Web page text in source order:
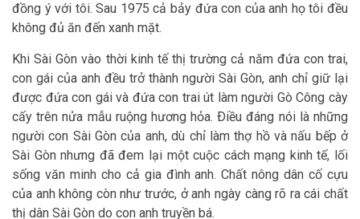
đồng ý với tôi. Sau 1975 cả bảy đứa con của anh họ tôi đều
không đủ ăn đến xanh mặt.
Khi Sài Gòn vào thời kinh tế thị trường cả năm đứa con trai,
con gái của anh đều trở thành người Sài Gòn, anh chỉ giữ lại
được đứa con gái và đứa con trai út làm người Gò Công cày
cấy trên nửa mẫu ruộng hương hỏa. Ðiều đáng nói là những
người con Sài Gòn của anh, dù chỉ làm thợ hồ và nấu bếp ở
Sài Gòn nhưng đã đem lại một cuộc cách mạng kinh tế, lối
sống văn minh cho cả gia đình anh. Chất nông dân cố cựu
của anh không còn như trước, ở anh ngày càng rõ ra cái chất
thị dân Sài Gòn do con anh truyền bá.